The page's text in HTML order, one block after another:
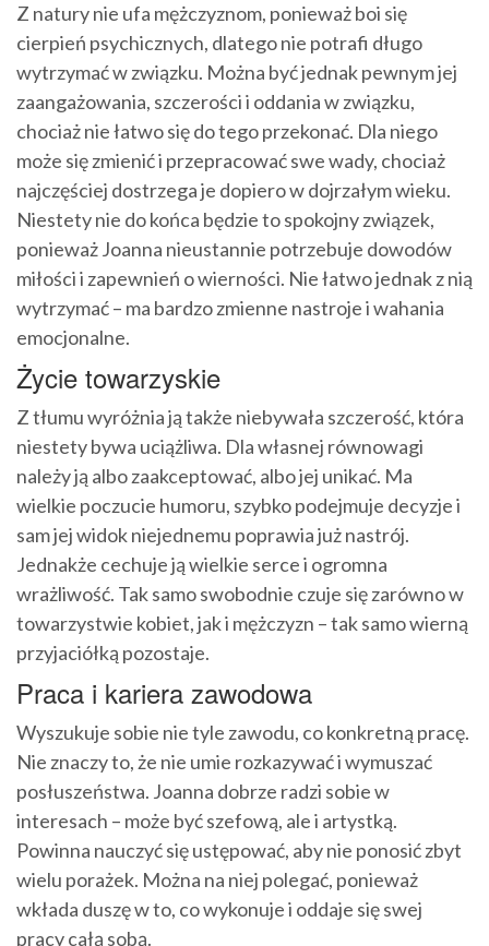
Z natury nie ufa mężczyznom, ponieważ boi się
cierpień psychicznych, dlatego nie potrafi długo
wytrzymać w związku. Można być jednak pewnym jej
zaangażowania, szczerości i oddania w związku,
chociaż nie łatwo się do tego przekonać. Dla niego
może się zmienić i przepracować swe wady, chociaż
najczęściej dostrzega je dopiero w dojrzałym wieku.
Niestety nie do końca będzie to spokojny związek,
ponieważ Joanna nieustannie potrzebuje dowodów
miłości i zapewnień o wierności. Nie łatwo jednak z nią
wytrzymać – ma bardzo zmienne nastroje i wahania
emocjonalne.
Życie towarzyskie
Z tłumu wyróżnia ją także niebywała szczerość, która
niestety bywa uciążliwa. Dla własnej równowagi
należy ją albo zaakceptować, albo jej unikać. Ma
wielkie poczucie humoru, szybko podejmuje decyzje i
sam jej widok niejednemu poprawia już nastrój.
Jednakże cechuje ją wielkie serce i ogromna
wrażliwość. Tak samo swobodnie czuje się zarówno w
towarzystwie kobiet, jak i mężczyzn – tak samo wierną
przyjaciółką pozostaje.
Praca i kariera zawodowa
Wyszukuje sobie nie tyle zawodu, co konkretną pracę.
Nie znaczy to, że nie umie rozkazywać i wymuszać
posłuszeństwa. Joanna dobrze radzi sobie w
interesach – może być szefową, ale i artystką.
Powinna nauczyć się ustępować, aby nie ponosić zbyt
wielu porażek. Można na niej polegać, ponieważ
wkłada duszę w to, co wykonuje i oddaje się swej
pracy całą sobą.